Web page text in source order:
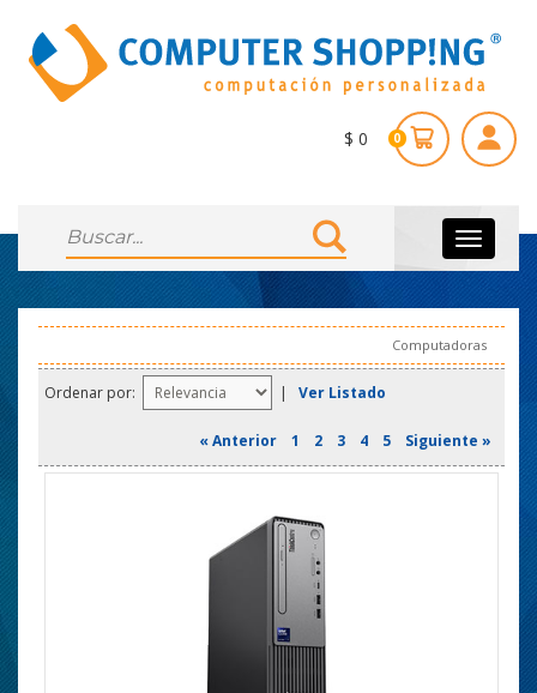
$ 0 0
Toggle
Computadoras
Ordenar por: | Ver Listado
« Anterior 1 2 3 4 5 Siguiente »